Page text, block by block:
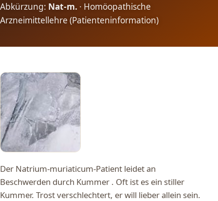
Abkürzung: Nat-m. · Homöopathische
Arzneimittellehre (Patienteninformation)
Der Natrium-muriaticum-Patient leidet an
Beschwerden durch Kummer . Oft ist es ein stiller
Kummer. Trost verschlechtert, er will lieber allein sein.